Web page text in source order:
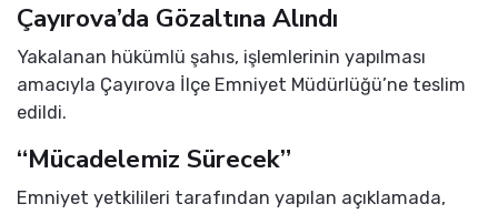
Çayırova’da Gözaltına Alındı
Yakalanan hükümlü şahıs, işlemlerinin yapılması
amacıyla Çayırova İlçe Emniyet Müdürlüğü’ne teslim
edildi.
“Mücadelemiz Sürecek”
Emniyet yetkilileri tarafından yapılan açıklamada,